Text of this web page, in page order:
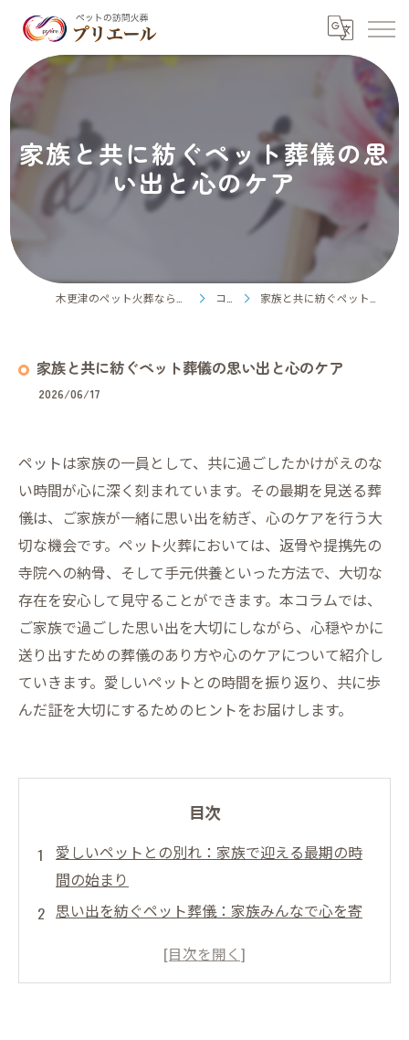
家族と共に紡ぐペット葬儀の思
い出と心のケア
コラム 家族と共に紡ぐペット葬儀の思い出と心のケア
家族と共に紡ぐペット葬儀の思い出と心のケア
2026/06/17
ペットは家族の一員として、共に過ごしたかけがえのな
い時間が心に深く刻まれています。その最期を見送る葬
儀は、ご家族が一緒に思い出を紡ぎ、心のケアを行う大
切な機会です。ペット火葬においては、返骨や提携先の
寺院への納骨、そして手元供養といった方法で、大切な
存在を安心して見守ることができます。本コラムでは、
ご家族で過ごした思い出を大切にしながら、心穏やかに
送り出すための葬儀のあり方や心のケアについて紹介し
ていきます。愛しいペットとの時間を振り返り、共に歩
んだ証を大切にするためのヒントをお届けします。
目次
愛しいペットとの別れ：家族で迎える最期の時
間の始まり
思い出を紡ぐペット葬儀：家族みんなで心を寄
返骨と納骨の意味：ペットを安心して見守る方